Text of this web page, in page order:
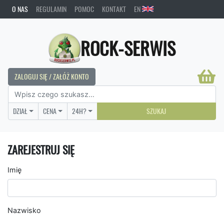
O NAS REGULAMIN POMOC KONTAKT EN
ROCK-SERWIS
ZALOGUJ SIĘ / ZAŁÓŻ KONTO
DZIAŁ CENA 24H? SZUKAJ
ZAREJESTRUJ SIĘ
Imię
Nazwisko